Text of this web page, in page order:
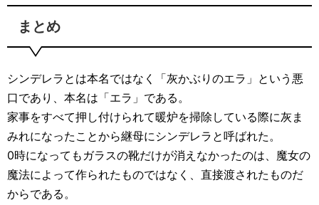
まとめ
シンデレラとは本名ではなく「灰かぶりのエラ」という悪
口であり、本名は「エラ」である。
家事をすべて押し付けられて暖炉を掃除している際に灰ま
みれになったことから継母にシンデレラと呼ばれた。
0時になってもガラスの靴だけが消えなかったのは、魔女の
魔法によって作られたものではなく、直接渡されたものだ
からである。